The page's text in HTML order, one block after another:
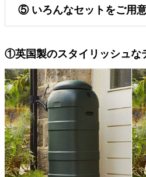
⑤ いろんなセットをご用
①英国製のスタイリッシュな